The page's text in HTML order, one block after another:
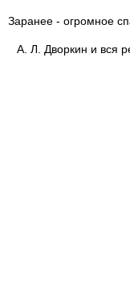
Заранее - огромное
А. Л. Дворкин и вся